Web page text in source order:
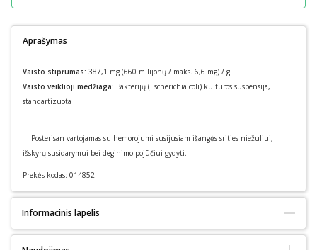
Aprašymas
Vaisto stiprumas: 387,1 mg (660 milijonų / maks. 6,6 mg) / g
Vaisto veiklioji medžiaga: Bakterijų (Escherichia coli) kultūros suspensija,
standartizuota
Posterisan vartojamas su hemorojumi susijusiam išangės srities niežuliui,
išskyrų susidarymui bei deginimo pojūčiui gydyti.
Prekės kodas: 014852
Informacinis lapelis